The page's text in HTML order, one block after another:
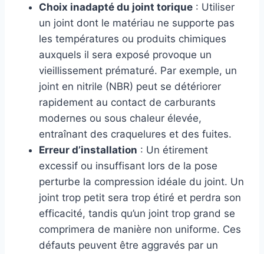
Choix inadapté du joint torique : Utiliser
un joint dont le matériau ne supporte pas
les températures ou produits chimiques
auxquels il sera exposé provoque un
vieillissement prématuré. Par exemple, un
joint en nitrile (NBR) peut se détériorer
rapidement au contact de carburants
modernes ou sous chaleur élevée,
entraînant des craquelures et des fuites.
Erreur d’installation : Un étirement
excessif ou insuffisant lors de la pose
perturbe la compression idéale du joint. Un
joint trop petit sera trop étiré et perdra son
efficacité, tandis qu’un joint trop grand se
comprimera de manière non uniforme. Ces
défauts peuvent être aggravés par un